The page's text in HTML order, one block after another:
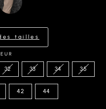
tailles
32 33 34 35
42 44